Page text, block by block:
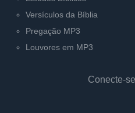
Versículos da Bíblia
Pregação MP3
Louvores em MP3
Conecte-